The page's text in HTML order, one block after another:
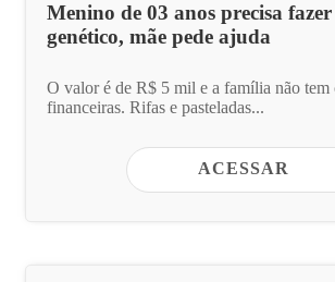
Menino de 03 anos precisa fazer
genético, mãe pede ajuda
O valor é de R$ 5 mil e a família não tem
financeiras. Rifas e pasteladas...
ACESSAR